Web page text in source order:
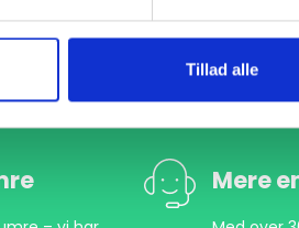
Tillad alle
Mere